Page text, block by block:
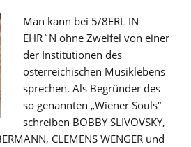
Man kann bei 5/8ERL IN
EHR`N ohne Zweifel von einer
der Institutionen des
österreichischen Musiklebens
sprechen. Als Begründer des
so genannten „Wiener Souls“
schreiben BOBBY SLIVOVSKY,
CLEMENS WENGER und